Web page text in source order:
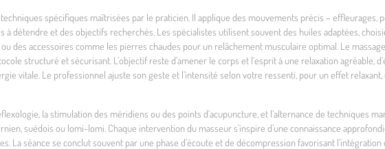
spécifiques maîtrisées par le praticien. Il applique des mouvements précis – effleurages,
détendre et des objectifs recherchés. Les spécialistes utilisent souvent des huiles adaptées,
des accessoires comme les pierres chaudes pour un relâchement musculaire optimal. Le
structuré et sécurisant. L’objectif reste d’amener le corps et l’esprit à une relaxation agréable,
vitale. Le professionnel ajuste son geste et l’intensité selon votre ressenti, pour un effet
la stimulation des méridiens ou des points d’acupuncture, et l’alternance de techniques
suédois ou lomi-lomi. Chaque intervention du masseur s’inspire d’une connaissance
La séance se conclut souvent par une phase d’écoute et de décompression favorisant l’intégration